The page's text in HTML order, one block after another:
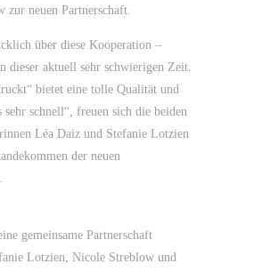
zur neuen Partnerschaft.
über diese Kooperation –
dieser aktuell sehr schwierigen Zeit.
bietet eine tolle Qualität und
schnell“, freuen sich die beiden
Léa Daiz und Stefanie Lotzien
der neuen
gemeinsame Partnerschaft
Lotzien, Nicole Streblow und